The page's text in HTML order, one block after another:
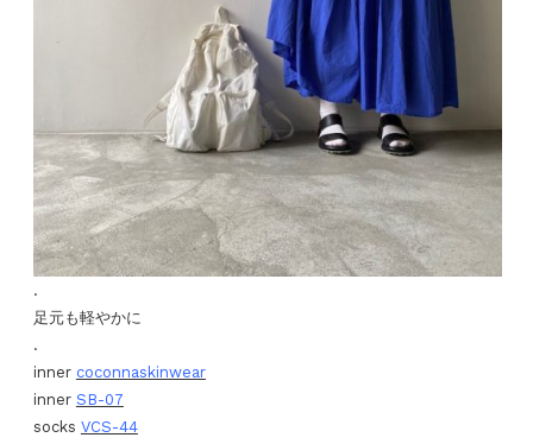
.
足元も軽やかに
.
inner coconnaskinwear
inner SB-07
socks VCS-44